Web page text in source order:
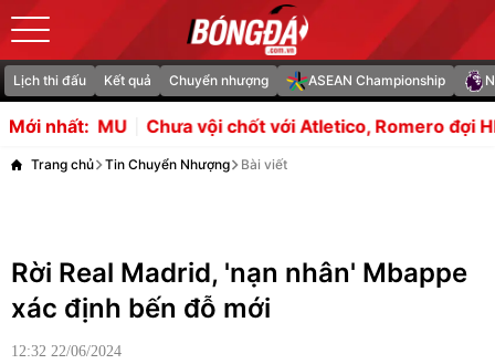
Lịch thi đấu Kết quả Chuyển nhượng ASEAN Championship
Mới nhất:
vội chốt với Atletico, Romero đợi HLV Flick gọi tên
Trang chủ Tin Chuyển Nhượng Bài viết
Rời Real Madrid, 'nạn nhân' Mbappe
xác định bến đỗ mới
12:32 22/06/2024